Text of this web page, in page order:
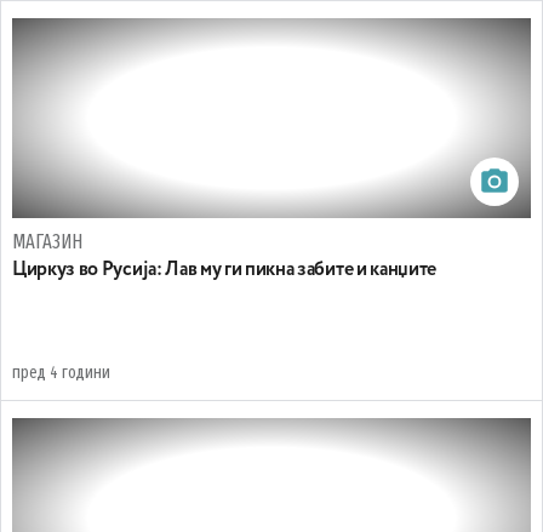
МАГАЗИН
Циркуз во Русија: Лав му ги пикна забите и канџите
пред 4 години